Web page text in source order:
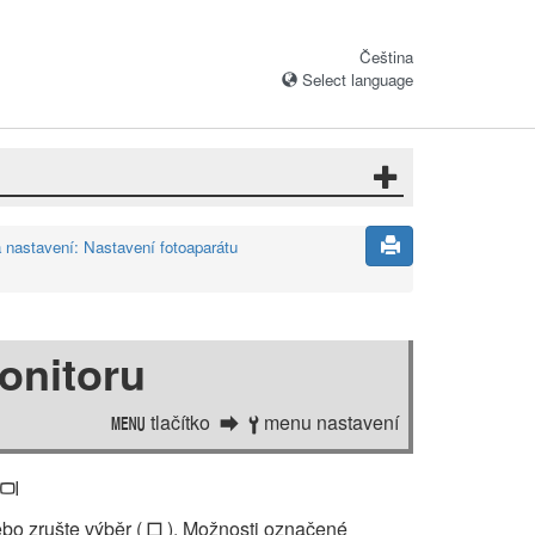
Čeština
Select language
Nastavení fotoaparátu
G tlačítko B menu nastavení
zrušte výběr ( ). Možnosti označené